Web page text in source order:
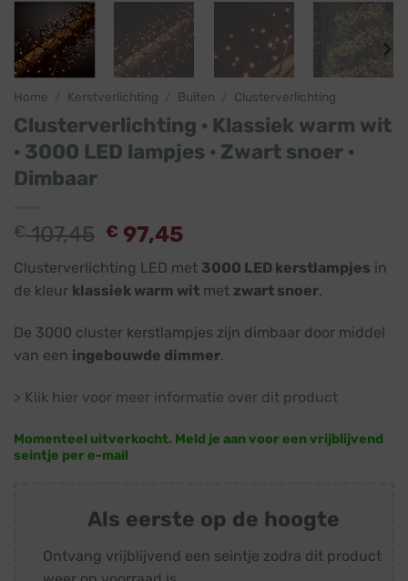
Home Kerstverlichting Buiten Clusterverlichting
Clusterverlichting · Klassiek warm wit
· 3000 LED lampjes · Zwart snoer ·
Dimbaar
€107,45 Oorspronkelijke
was:
€ 107,45.
€ 97,45
is:
€ 97,45.
Clusterverlichting LED met 3000 LED kerstlampjes in
de kleur klassiek warm wit met zwart snoer.
De 3000 cluster kerstlampjes zijn dimbaar door middel
van een ingebouwde dimmer.
> Klik hier voor meer informatie over dit product
Momenteel uitverkocht. Meld je aan voor een vrijblijvend
seintje per e-mail
Als eerste op de hoogte
Ontvang vrijblijvend een seintje zodra dit product